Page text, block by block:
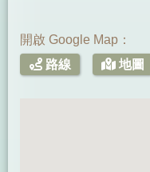
開啟 Google Map：
路線
地圖